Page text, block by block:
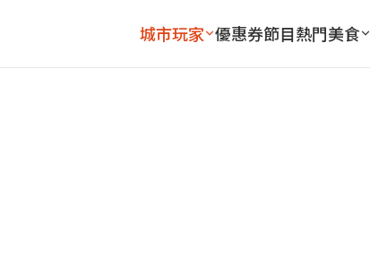
城市玩家 優惠券節目熱門美食